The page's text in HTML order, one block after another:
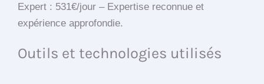
Expert : 531€/jour – Expertise reconnue et
expérience approfondie.
Outils et technologies utilisés